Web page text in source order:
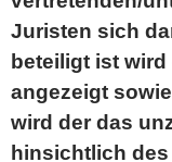
Juristen sich
beteiligt ist
angezeigt
wird der das
hinsichtlich